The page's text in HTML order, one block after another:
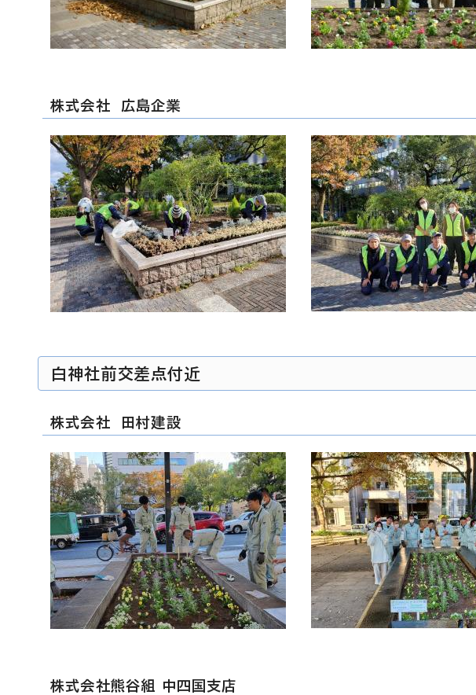
株式会社 広島企業
白神社前交差点付近
株式会社 田村建設
株式会社熊谷組 中四国支店